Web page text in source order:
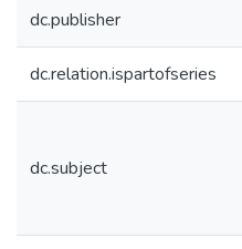
dc.publisher
dc.relation.ispartofseries
dc.subject